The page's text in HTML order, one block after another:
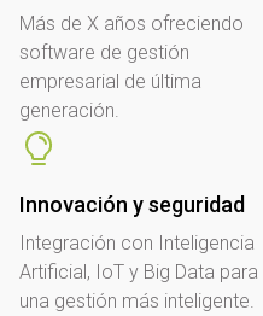
Más de X años ofreciendo
software de gestión
empresarial de última
generación.
Innovación y seguridad
Integración con Inteligencia
Artificial, IoT y Big Data para
una gestión más inteligente.